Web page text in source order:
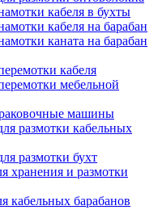
кабеля в бухты
кабеля на барабан
каната на барабан
кабеля
мебельной
машины
размотки кабельных
размотки бухт
хранения и размотки
кабельных барабанов